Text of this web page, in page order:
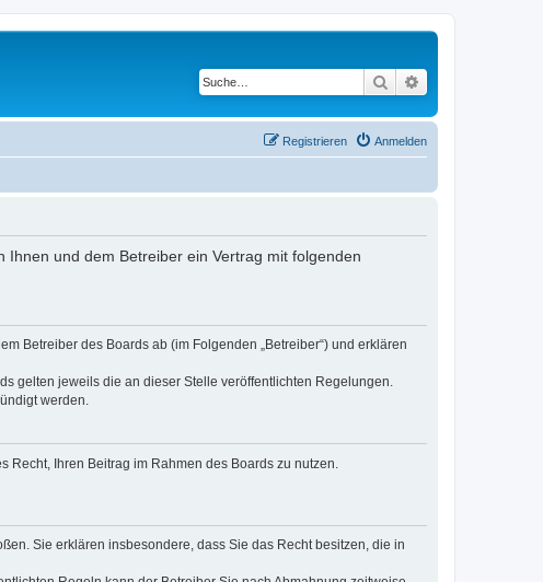
Suche
Anmelden
Registrieren
Ihnen und dem Betreiber ein Vertrag mit folgenden
Betreiber des Boards ab (im Folgenden „Betreiber“) und erklären
gelten jeweils die an dieser Stelle veröffentlichten Regelungen.
werden.
Recht, Ihren Beitrag im Rahmen des Boards zu nutzen.
Sie erklären insbesondere, dass Sie das Recht besitzen, die in